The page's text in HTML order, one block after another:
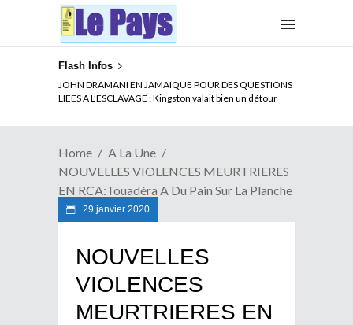
Flash Infos
JOHN DRAMANI EN JAMAIQUE POUR DES QUESTIONS
LIEES A L’ESCLAVAGE : Kingston valait bien un détour
ELECTION DE TALON A LA TETE DU SENAT BENINOIS :
Quand Patrice quitte le pouvoir sans partir !
Home
A La Une
NOUVELLES VIOLENCES MEURTRIERES
EN RCA:Touadéra A Du Pain Sur La Planche
29 janvier 2020
NOUVELLES
VIOLENCES
MEURTRIERES EN